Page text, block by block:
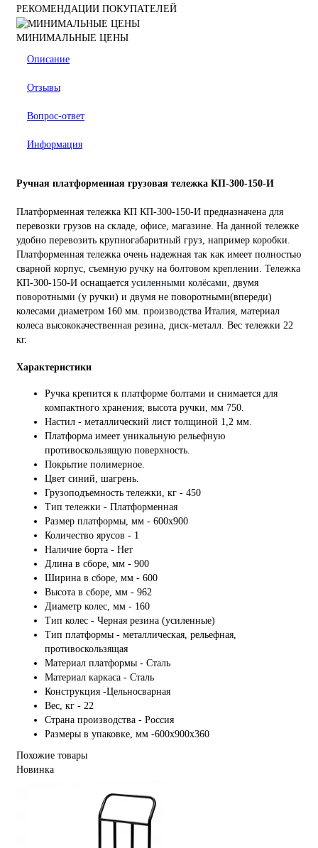
РЕКОМЕНДАЦИИ ПОКУПАТЕЛЕЙ
МИНИМАЛЬНЫЕ ЦЕНЫ
Описание
Отзывы
Вопрос-ответ
Информация
Ручная платформенная грузовая тележка КП-300-150-И
Платформенная тележка КП КП-300-150-И предназначена для
перевозки грузов на складе, офисе, магазине. На данной тележке
удобно перевозить крупногабаритный груз, например коробки.
Платформенная тележка очень надежная так как имеет полностью
сварной корпус, съемную ручку на болтовом креплении. Тележка
КП-300-150-И оснащается усиленными колёсами,
двумя
поворотными (у ручки) и двумя не поворотными(впереди)
колесами диаметром 160 мм. производства Италия, материал
колеса высококачественная резина, диск-металл. Вес тележки 22
кг.
Характеристики
Ручка крепится к платформе болтами и снимается для
компактного хранения; высота ручки, мм 750.
Настил - металлический лист толщиной 1,2 мм.
Платформа имеет уникальную рельефную
противоскользящую поверхность.
Покрытие полимерное.
Цвет синий, шагрень.
Грузоподъемность тележки, кг - 450
Тип тележки - Платформенная
Размер платформы, мм - 600х900
Количество ярусов - 1
Наличие борта - Нет
Длина в сборе, мм - 900
Ширина в сборе, мм - 600
Высота в сборе, мм - 962
Диаметр колес, мм - 160
Тип колес - Черная резина (усиленные)
Тип платформы - металлическая, рельефная,
противоскользящая
Материал платформы - Сталь
Материал каркаса - Сталь
Конструкция -Цельносварная
Вес, кг - 22
Страна производства - Россия
Размеры в упаковке, мм -600х900х360
Похожие товары
Новинка